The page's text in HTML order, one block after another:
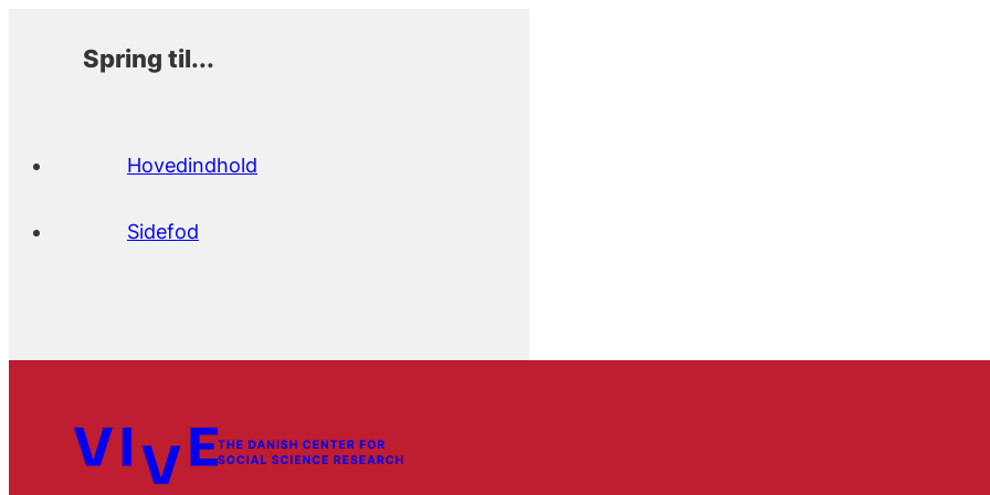
Spring til...
Hovedindhold
Sidefod